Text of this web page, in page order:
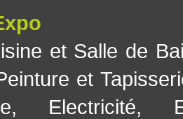
et Salle de
et
, Electricité,